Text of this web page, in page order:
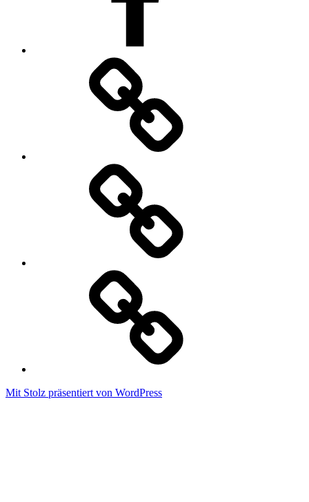
Datenschutzerklärung
Mit Stolz präsentiert von WordPress